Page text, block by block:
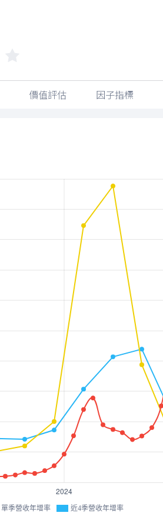
價值評估 因子指標
單季營收年增率 近4季營收年增率